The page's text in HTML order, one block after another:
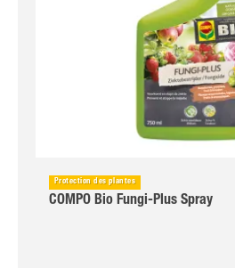
Protection des plantes
COMPO Bio Fungi-Plus Spray